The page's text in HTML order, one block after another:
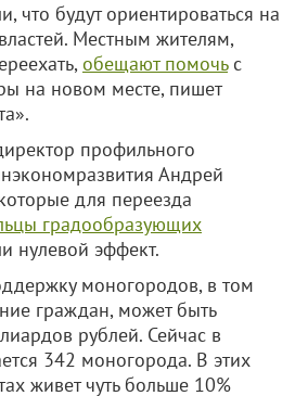
что будут ориентироваться на
Местным жителям,
обещают помочьс
на новом месте, пишет
профильного
Андрей
для переезда
градообразующих
нулевой эффект.
моногородов, в том
граждан, может быть
рублей. Сейчас в
342 моногорода. В этих
живет чуть больше 10%